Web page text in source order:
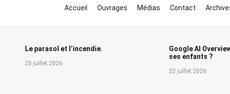
Accueil Ouvrages Médias Contact
Le parasol et l’incendie.
25 juillet 2026
Google AI
ses enfants ?
22 juillet 2026